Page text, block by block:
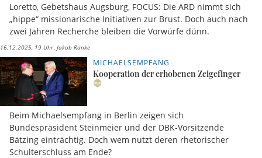
Loretto, Gebetshaus Augsburg, FOCUS: Die ARD nimmt sich
„hippe“ missionarische Initiativen zur Brust. Doch auch nach
zwei Jahren Recherche bleiben die Vorwürfe dünn.
16.12.2025, 19 Uhr Jakob Ranke
MICHAELSEMPFANG
Kooperation der erhobenen Zeigefinger
Beim Michaelsempfang in Berlin zeigen sich
Bundespräsident Steinmeier und der DBK-Vorsitzende
Bätzing einträchtig. Doch wem nutzt deren rhetorischer
Schulterschluss am Ende?